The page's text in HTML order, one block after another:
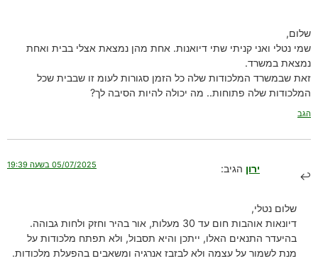
שלום,
שמי נטלי ואני קניתי שתי דיואנות. אחת מהן נמצאת אצלי בבית ואחת
נמצאת במשרד.
זאת שבמשרד המלכודות שלה כל הזמן סגורות לעומ זו שבבית שכל
המלכודות שלה פתוחות.. מה יכולה להיות הסיבה לך?
הגב
ירון הגיב: 05/07/2025 בשעה 19:39
שלום נטלי,
דיונאות אוהבות חום עד 30 מעלות, אור בהיר וחזק ולחות גבוהה.
בהיעדר התנאים האלו, ייתכן והיא תסבול, ולא תפתח מלכודות על
מנת לשמור על עצמה ולא לבזבז אנרגיה ומשאבים בהפעלת מלכודות.